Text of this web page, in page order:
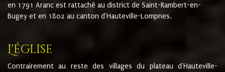
en 1791 Aranc est rattaché au district de Saint-Rambert-en-
Bugey et en 1802 au canton d'Hauteville-Lompnes.
L'église
Contrairement au reste des villages du plateau d'Hauteville-